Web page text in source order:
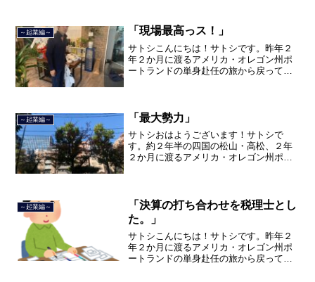
～起業編～ 「現場最高っス！」
サトシこんにちは！サトシです。昨年２
年２か月に渡るアメリカ・オレゴン州ポ
ートランドの単身赴任の旅から戻ってき
し、東京品川区南大井で不動...
～起業編～ 「最大勢力」
サトシおはようございます！サトシで
す。約２年半の四国の松山・高松、２年
２か月に渡るアメリカ・オレゴン州ポー
て、２０２１年３月９日より東...
～起業編～
「決算の打ち合わせを税理士とし
た。」
サトシこんにちは！サトシです。昨年２
年２か月に渡るアメリカ・オレゴン州ポ
ートランドの単身赴任の旅から戻ってき